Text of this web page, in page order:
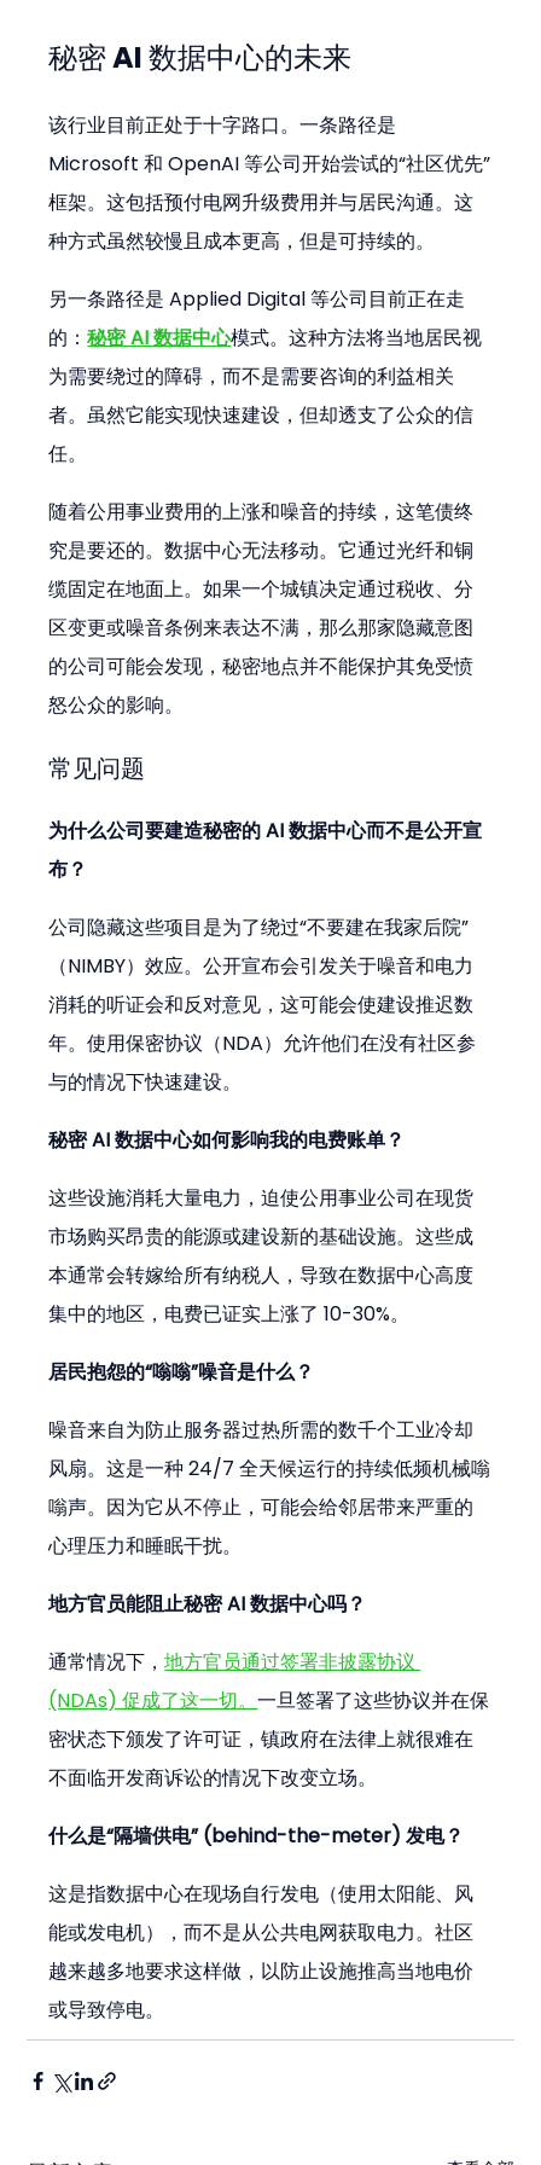
秘密 AI 数据中心的未来
该行业目前正处于十字路口。一条路径是
Microsoft 和 OpenAI 等公司开始尝试的“社区优先”
框架。这包括预付电网升级费用并与居民沟通。这
种方式虽然较慢且成本更高，但是可持续的。
另一条路径是 Applied Digital 等公司目前正在走
的：秘密 AI 数据中心模式。这种方法将当地居民视
为需要绕过的障碍，而不是需要咨询的利益相关
者。虽然它能实现快速建设，但却透支了公众的信
任。
随着公用事业费用的上涨和噪音的持续，这笔债终
究是要还的。数据中心无法移动。它通过光纤和铜
缆固定在地面上。如果一个城镇决定通过税收、分
区变更或噪音条例来表达不满，那么那家隐藏意图
的公司可能会发现，秘密地点并不能保护其免受愤
怒公众的影响。
常见问题
为什么公司要建造秘密的 AI 数据中心而不是公开宣
布？
公司隐藏这些项目是为了绕过“不要建在我家后院”
（NIMBY）效应。公开宣布会引发关于噪音和电力
消耗的听证会和反对意见，这可能会使建设推迟数
年。使用保密协议（NDA）允许他们在没有社区参
与的情况下快速建设。
秘密 AI 数据中心如何影响我的电费账单？
这些设施消耗大量电力，迫使公用事业公司在现货
市场购买昂贵的能源或建设新的基础设施。这些成
本通常会转嫁给所有纳税人，导致在数据中心高度
集中的地区，电费已证实上涨了 10-30%。
居民抱怨的“嗡嗡”噪音是什么？
噪音来自为防止服务器过热所需的数千个工业冷却
风扇。这是一种 24/7 全天候运行的持续低频机械嗡
嗡声。因为它从不停止，可能会给邻居带来严重的
心理压力和睡眠干扰。
地方官员能阻止秘密 AI 数据中心吗？
通常情况下，地方官员通过签署非披露协议
(NDAs) 促成了这一切。一旦签署了这些协议并在保
密状态下颁发了许可证，镇政府在法律上就很难在
不面临开发商诉讼的情况下改变立场。
什么是“隔墙供电” (behind-the-meter) 发电？
这是指数据中心在现场自行发电（使用太阳能、风
能或发电机），而不是从公共电网获取电力。社区
越来越多地要求这样做，以防止设施推高当地电价
或导致停电。